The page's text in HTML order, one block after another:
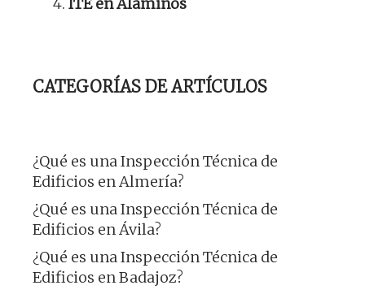
CATEGORÍAS DE ARTÍCULOS
¿Qué es una Inspección Técnica de
Edificios en Almería?
¿Qué es una Inspección Técnica de
Edificios en Ávila?
¿Qué es una Inspección Técnica de
Edificios en Badajoz?